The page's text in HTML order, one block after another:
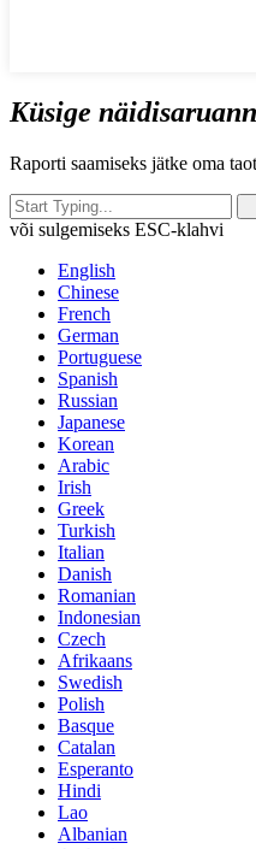
Küsige
Raporti saamiseks jätke oma
või sulgemiseks ESC-klahvi
English
Chinese
French
German
Portuguese
Spanish
Russian
Japanese
Korean
Arabic
Irish
Greek
Turkish
Italian
Danish
Romanian
Indonesian
Czech
Afrikaans
Swedish
Polish
Basque
Catalan
Esperanto
Hindi
Lao
Albanian